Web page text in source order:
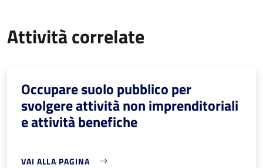
Attività correlate
Occupare suolo pubblico per
svolgere attività non imprenditoriali
e attività benefiche
VAI ALLA PAGINA